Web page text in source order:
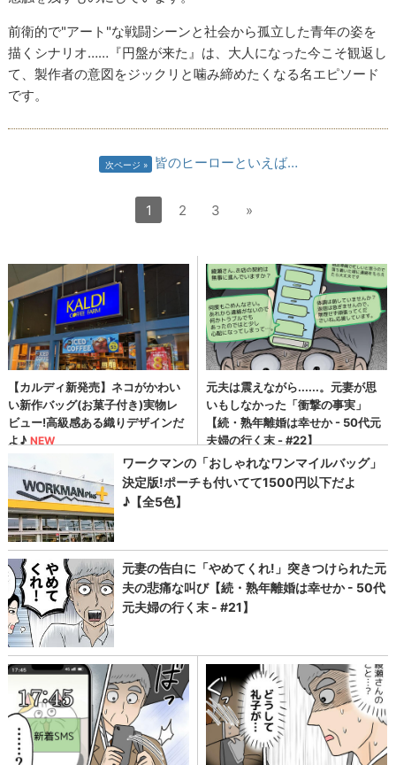
前衛的で"アート"な戦闘シーンと社会から孤立した青年の姿を
描くシナリオ……『円盤が来た』は、大人になった今こそ観返し
て、製作者の意図をジックリと噛み締めたくなる名エピソード
です。
次ページ 皆のヒーローといえば…
1 2 3 »